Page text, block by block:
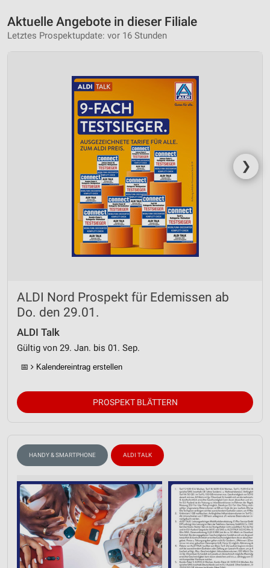
Aktuelle Angebote in dieser Filiale
Letztes Prospektupdate: vor 16 Stunden
❯
ALDI Nord Prospekt für Edemissen ab
Do. den 29.01.
ALDI Talk
Gültig von 29. Jan. bis 01. Sep.
📅 Kalendereintrag erstellen
PROSPEKT BLÄTTERN
HANDY & SMARTPHONE ALDI TALK